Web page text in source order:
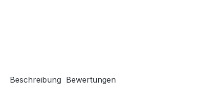
Beschreibung Bewertungen